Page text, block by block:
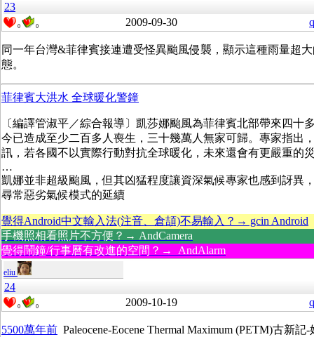
23
0 0 2009-09-30
同一年台灣&菲律賓接連遭受怪異颱風侵襲，顯示這種雨量超
態。
菲律賓大洪水 全球暖化警鐘
〔編譯管淑平／綜合報導〕凱莎娜颱風為菲律賓北部帶來四十
今已造成至少二百多人喪生，三十幾萬人無家可歸。專家指出
訊，若各國不以實際行動對抗全球暖化，未來還會有更嚴重的
…
凱娜並非超級颱風，但其凶猛程度讓資深氣候專家也感到訝異
尋常惡劣氣候模式的延續
覺得Android中文輸入法(注音、倉頡)不易輸入？→ gcin Android
手機照相看照片不方便？→ AndCamera
覺得鬧鐘/行事曆有改進的空間？→ AndAlarm
eliu
24
0 0 2009-10-19
5500萬年前 Paleocene-Eocene Thermal Maximum (PETM)古新